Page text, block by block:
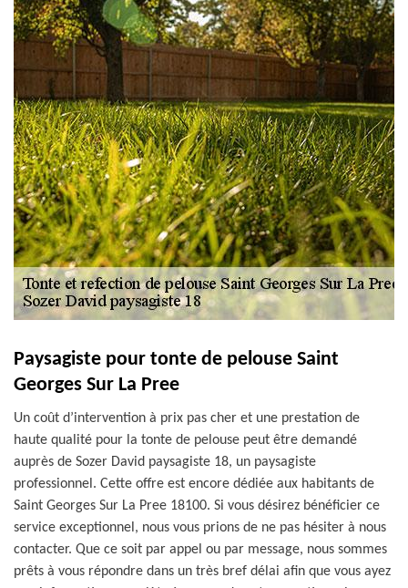
Paysagiste pour tonte de pelouse Saint
Georges Sur La Pree
Un coût d’intervention à prix pas cher et une prestation de
haute qualité pour la tonte de pelouse peut être demandé
auprès de Sozer David paysagiste 18, un paysagiste
professionnel. Cette offre est encore dédiée aux habitants de
Saint Georges Sur La Pree 18100. Si vous désirez bénéficier ce
service exceptionnel, nous vous prions de ne pas hésiter à nous
contacter. Que ce soit par appel ou par message, nous sommes
prêts à vous répondre dans un très bref délai afin que vous ayez